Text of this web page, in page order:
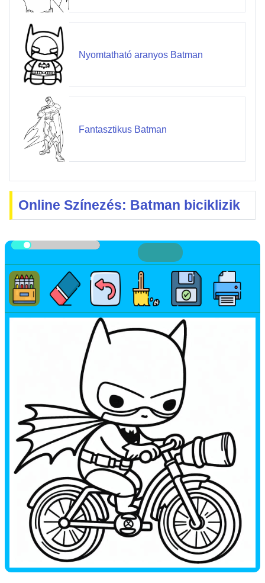
Nyomtatható aranyos Batman
Fantasztikus Batman
Online Színezés: Batman biciklizik